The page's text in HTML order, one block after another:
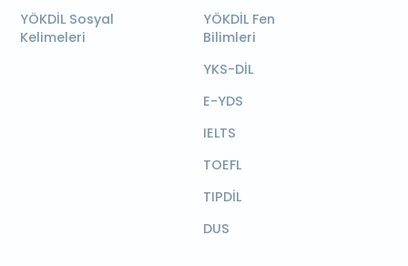
YÖKDİL Sosyal
Kelimeleri
YÖKDİL Fen
Bilimleri
YKS-DİL
E-YDS
IELTS
TOEFL
TIPDİL
DUS